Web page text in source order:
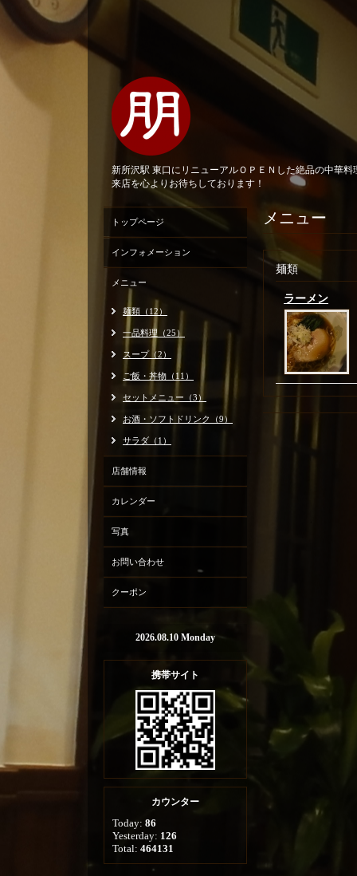
新所沢駅 東口にリニューアルＯＰＥＮした絶品の中華
来店を心よりお待ちしております！
メニュー
麺類
ラーメン
トップページ
インフォメーション
メニュー
麺類（12）
一品料理（25）
スープ（2）
ご飯・丼物（11）
セットメニュー（3）
お酒・ソフトドリンク（9）
サラダ（1）
店舗情報
カレンダー
写真
お問い合わせ
クーポン
2026.08.10 Monday
携帯サイト
カウンター
Today: 86
Yesterday: 126
Total: 464131